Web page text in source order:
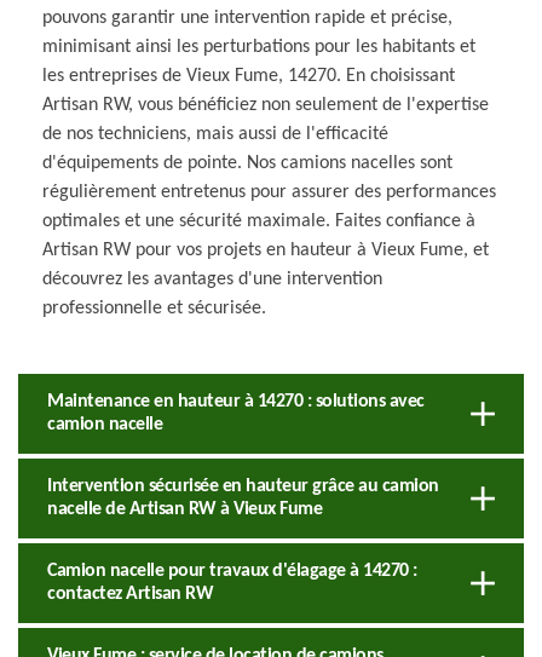
pouvons garantir une intervention rapide et précise,
minimisant ainsi les perturbations pour les habitants et
les entreprises de Vieux Fume, 14270. En choisissant
Artisan RW, vous bénéficiez non seulement de l'expertise
de nos techniciens, mais aussi de l'efficacité
d'équipements de pointe. Nos camions nacelles sont
régulièrement entretenus pour assurer des performances
optimales et une sécurité maximale. Faites confiance à
Artisan RW pour vos projets en hauteur à Vieux Fume, et
découvrez les avantages d'une intervention
professionnelle et sécurisée.
Maintenance en hauteur à 14270 : solutions avec
camion nacelle
Intervention sécurisée en hauteur grâce au camion
nacelle de Artisan RW à Vieux Fume
Camion nacelle pour travaux d'élagage à 14270 :
contactez Artisan RW